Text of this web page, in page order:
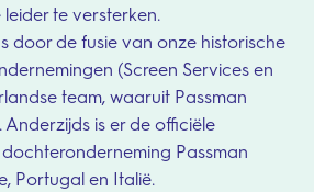
leider te versterken.
door de fusie van onze historische
(Screen Services en
team, waaruit Passman
Anderzijds is er de officiële
Passman
Portugal en Italië.